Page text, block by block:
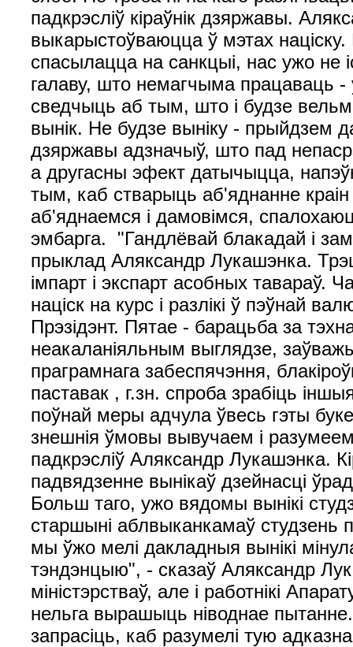
падкрэсліў кіраўнік дзяржавы.
выкарыстоўваюцца ў мэтах
спасылацца на санкцыі, нас ужо не
галаву, што немагчыма працаваць -
сведчыць аб тым, што і будзе
вынік. Не будзе выніку - прыйдзем
дзяржавы адзначыў, што пад
а другасны эфект датычыцца,
тым, каб стварыць аб'яднанне
аб'яднаемся і дамовімся,
эмбарга. "Гандлёвай блакадай і
прыклад Аляксандр Лукашэнка.
імпарт і экспарт асобных
націск на курс і разлікі ў пэўнай
Прэзідэнт. Пятае - барацьба за
неакаланіяльным выглядзе,
праграмнага забеспячэння,
паставак , г.зн. спроба зрабіць
поўнай меры адчула ўвесь гэты
знешнія ўмовы вывучаем і
падкрэсліў Аляксандр Лукашэнка.
падвядзенне вынікаў дзейнасці
Больш таго, ужо вядомы вынікі
старшыні аблвыканкамаў студзень
мы ўжо мелі дакладныя вынікі
тэндэнцыю", - сказаў Аляксандр
міністэрстваў, але і работнікі
нельга вырашыць ніводнае
запрасіць, каб разумелі тую